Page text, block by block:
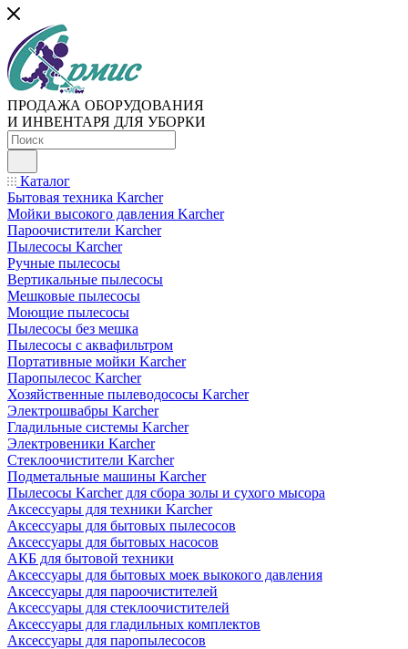
ПРОДАЖА ОБОРУДОВАНИЯ
И ИНВЕНТАРЯ ДЛЯ УБОРКИ
Каталог
Бытовая техника Karcher
Мойки высокого давления Karcher
Пароочистители Karcher
Пылесосы Karcher
Ручные пылесосы
Вертикальные пылесосы
Мешковые пылесосы
Моющие пылесосы
Пылесосы без мешка
Пылесосы с аквафильтром
Портативные мойки Karcher
Паропылесос Karcher
Хозяйственные пылеводососы Karcher
Электрошвабры Karcher
Гладильные системы Karcher
Электровеники Karcher
Стеклоочистители Karcher
Подметальные машины Karcher
Пылесосы Karcher для сбора золы и сухого мысора
Аксессуары для техники Karcher
Аксессуары для бытовых пылесосов
Аксессуары для бытовых насосов
АКБ для бытовой техники
Аксессуары для бытовых моек выкокого давления
Аксессуары для пароочистителей
Аксессуары для стеклоочистителей
Аксессуары для гладильных комплектов
Аксессуары для паропылесосов